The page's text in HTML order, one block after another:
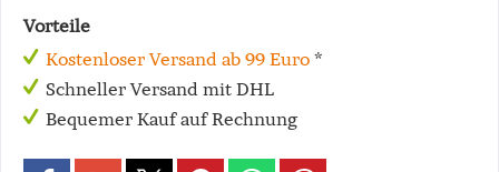
Vorteile
Kostenloser Versand ab 99 Euro *
Schneller Versand mit DHL
Bequemer Kauf auf Rechnung